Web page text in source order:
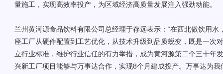
量施工，实现高效率投产，为区域经济高质量发展注入强劲动能。
兰州黄河源食品饮料有限公司总经理于存远表示：“在西北做饮用
座工厂从硬件配置到工艺优化，从技术升级到品质蜕变，既是一次
立行业标准，维护行业信任的有力举措，成为黄河源第二个三十年
兴新工厂项目能够与万事达合作，实现8个月建成投产。万事达为